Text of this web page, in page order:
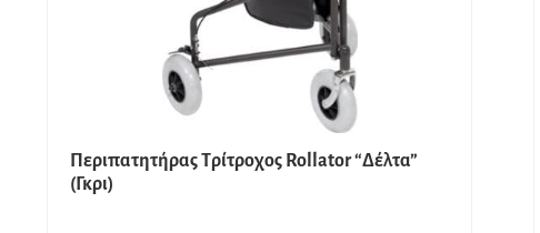
Περιπατητήρας Τρίτροχος Rollator “Δέλτα”
(Γκρι)